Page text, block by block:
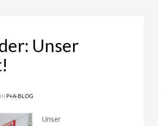
Unser
P+A-BLOG
Unser